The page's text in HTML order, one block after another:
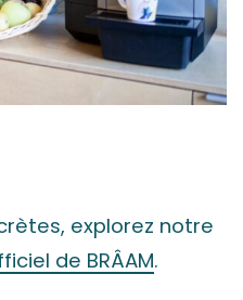
explorez notre
de BRÂAM.